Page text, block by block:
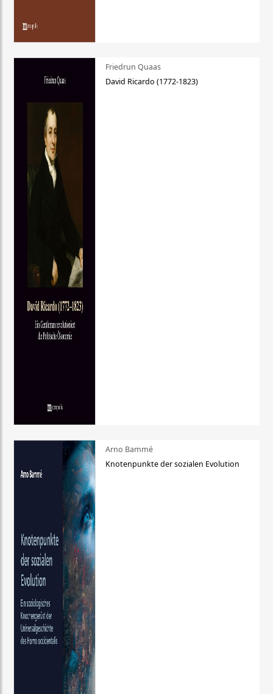
Friedrun Quaas
David Ricardo (1772-1823)
Arno Bammé
Knotenpunkte der sozialen Evolution